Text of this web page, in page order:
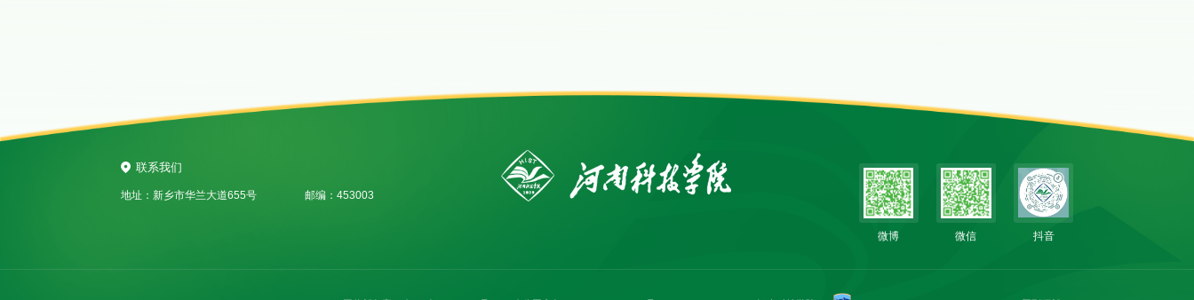
联系我们
地址：新乡市华兰大道655号 邮编：453003
微博 微信 抖音